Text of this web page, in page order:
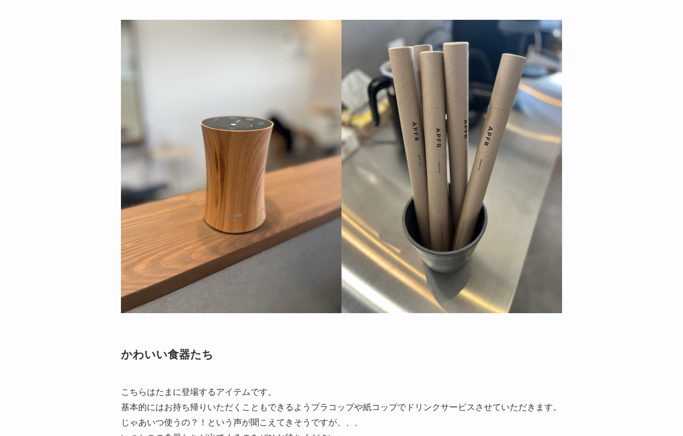
かわいい食器たち
こちらはたまに登場するアイテムです。
基本的にはお持ち帰りいただくこともできるようプラコップや紙コップでドリンクサービスさせていただきます。
じゃあいつ使うの？！という声が聞こえてきそうですが、、、